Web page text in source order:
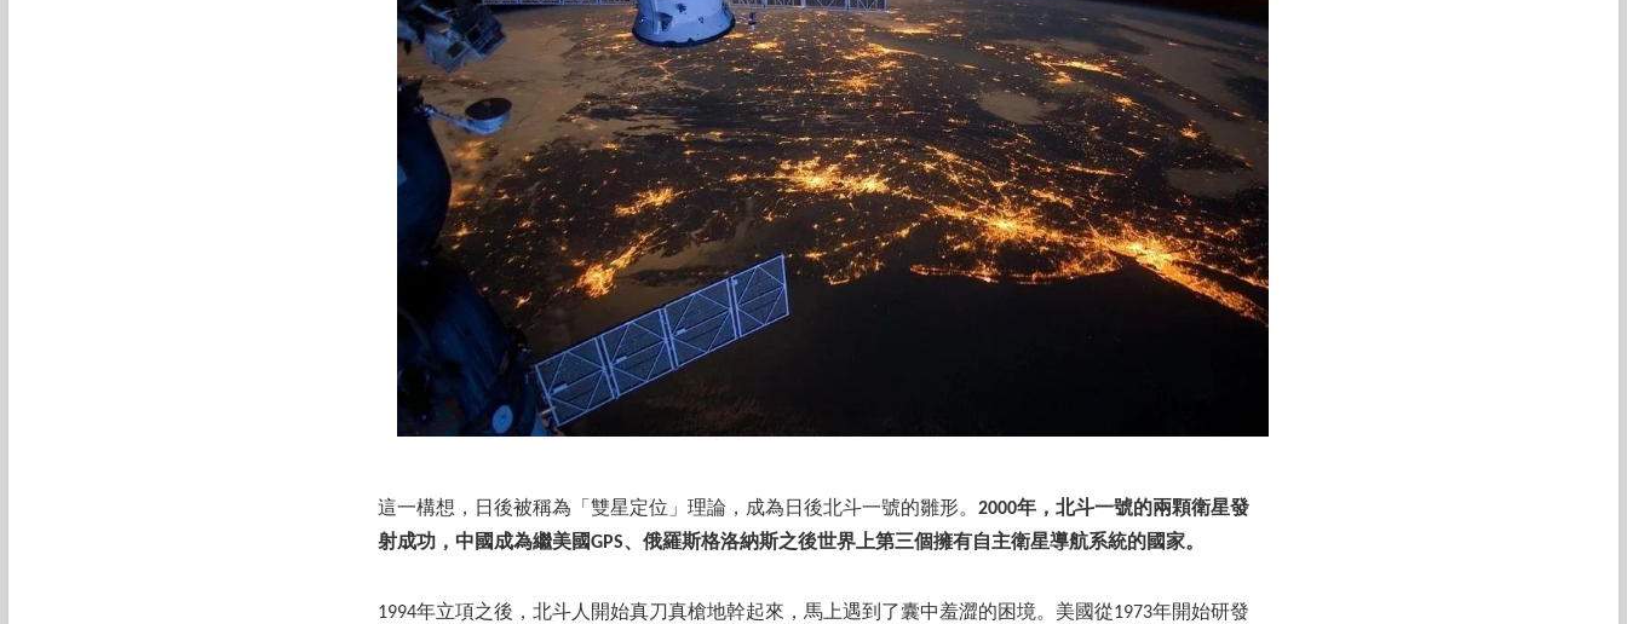
這一構想，日後被稱為「雙星定位」理論，成為日後北斗一號的雛形。 2000年，北斗一號的兩顆衛星發
射成功，中國成為繼美國GPS、俄羅斯格洛納斯之後世界上第三個擁有自主衛星導航系統的國家。
1994年立項之後，北斗人開始真刀真槍地幹起來，馬上遇到了囊中羞澀的困境。美國從1973年開始研發